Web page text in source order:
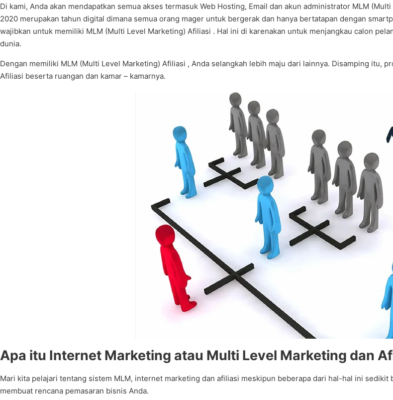
Di kami, Anda akan mendapatkan semua akses termasuk Web Hosting, Email dan akun administrator MLM
2020 merupakan tahun digital dimana semua orang mager untuk bergerak dan hanya bertatapan dengan
wajibkan untuk memiliki MLM (Multi Level Marketing) Afiliasi . Hal ini di karenakan untuk menjangkau calon
dunia.
Dengan memiliki MLM (Multi Level Marketing) Afiliasi , Anda selangkah lebih maju dari lainnya. Disamping itu,
Afiliasi beserta ruangan dan kamar – kamarnya.
Apa itu Internet Marketing atau Multi Level Marketing dan
Mari kita pelajari tentang sistem MLM, internet marketing dan afiliasi meskipun beberapa dari hal-hal ini
membuat rencana pemasaran bisnis Anda.